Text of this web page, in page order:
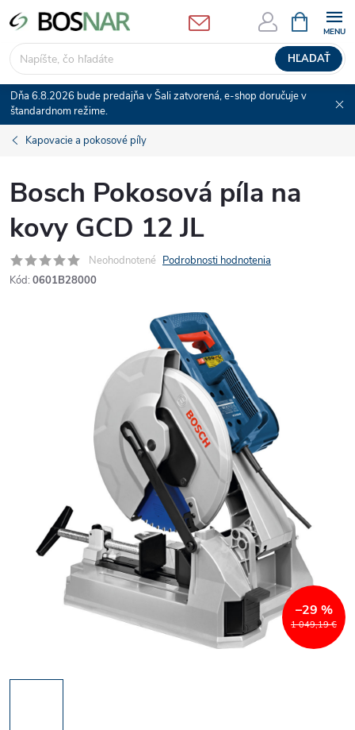
Prejsť
na
obsah
HĽADAŤ
KOŠÍK
Dňa 6.8.2026 bude predajňa v Šali zatvorená, e-shop doručuje v
štandardnom režime.
Kapovacie a pokosové píly
Bosch Pokosová píla na
kovy GCD 12 JL
Neohodnotené Podrobnosti hodnotenia
Kód: 0601B28000
1 049,19 €
–29 %